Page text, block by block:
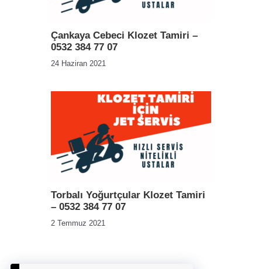
Çankaya Cebeci Klozet Tamiri –
0532 384 77 07
24 Haziran 2021
Torbalı Yoğurtçular Klozet Tamiri
– 0532 384 77 07
2 Temmuz 2021